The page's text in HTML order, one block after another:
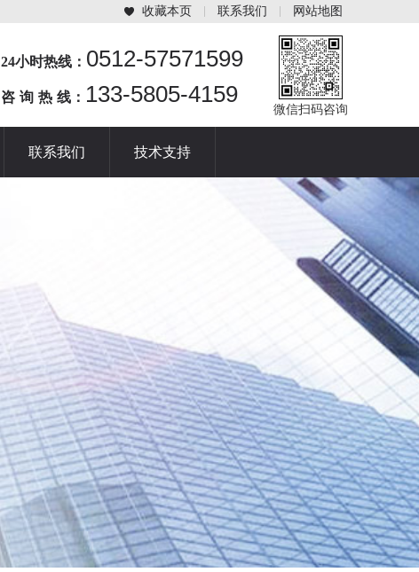
收藏本页 联系我们 网站地图
24小时热线： 0512-57571599
咨 询 热 线： 133-5805-4159
微信扫码咨询
联系我们 技术支持